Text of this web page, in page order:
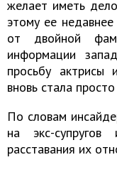
желает иметь
этому ее
от двойной
информации
просьбу актрисы
вновь стала
По словам
на экс-
расставания их